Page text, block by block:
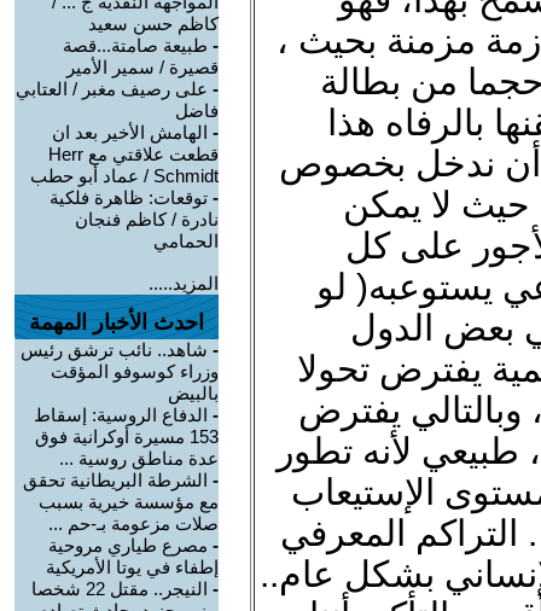
مزمنة بحيث ،
من بطالة
بالرفاه هذا
أن ندخل بخصوص
حيث لا يمكن
على كل
يستوعبه( لو
بعض الدول
يفترض تحولا
وبالتالي يفترض
طبيعي لأنه تطور
الإستيعاب
التراكم المعرفي
بشكل عام..
كاظم حسن سعيد
- طبيعة صامتة...قصة
قصيرة / سمير الأمير
- على رصيف مغبر / العتابي
فاضل
- الهامش الأخير بعد ان
قطعت علاقتي مع Herr
Schmidt / عماد أبو حطب
- توقعات: ظاهرة فلكية
نادرة / كاظم فنجان
الحمامي
المزيد.....
احدث الأخبار المهمة
- شاهد.. نائب ترشق رئيس
وزراء كوسوفو المؤقت
بالبيض
- الدفاع الروسية: إسقاط
153 مسيرة أوكرانية فوق
عدة مناطق روسية ...
- الشرطة البريطانية تحقق
مع مؤسسة خيرية بسبب
صلات مزعومة بـ-حم ...
- مصرع طياري مروحية
إطفاء في يوتا الأمريكية
-
النيجر.. مقتل 22 شخصا